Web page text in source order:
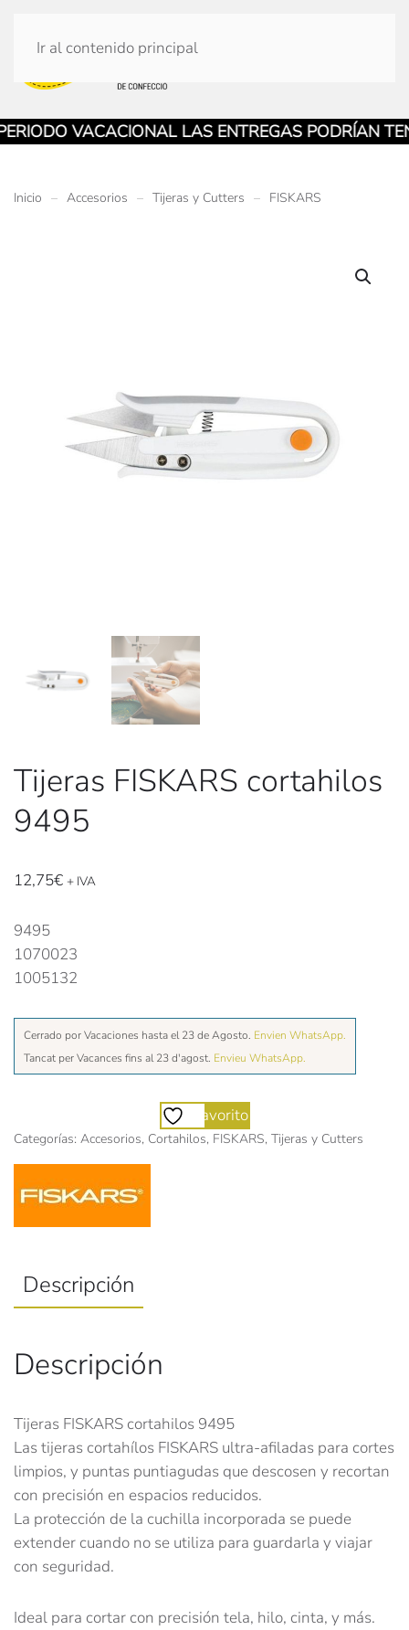
Ir al contenido principal
VACACIONAL LAS ENTREGAS PODRÍAN TENER
Inicio Accesorios Tijeras y Cutters FISKARS
Tijeras FISKARS cortahilos
9495
12,75€ + IVA
9495
1070023
1005132
Cerrado por Vacaciones hasta el 23 de Agosto. Envien WhatsApp.
Tancat per Vacances fins al 23 d'agost. Envieu WhatsApp.
Favorito
Categorías: Accesorios, Cortahilos, FISKARS, Tijeras y Cutters
Descripción
Descripción
Tijeras FISKARS cortahilos 9495
Las tijeras cortahílos FISKARS ultra-afiladas para cortes
limpios, y puntas puntiagudas que descosen y recortan
con precisión en espacios reducidos.
La protección de la cuchilla incorporada se puede
extender cuando no se utiliza para guardarla y viajar
con seguridad.
Ideal para cortar con precisión tela, hilo, cinta, y más.